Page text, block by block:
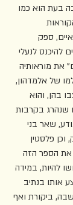
בעת הוא כמו
ספק
להיכנס לנעלי
את מוראותיה
של אלמדהון,
בהן, והוא
שנהרג בקרבות
שאר בני
פלסטין
את הספר הזה
להיות, במידה
אותו בנתיב
ביקורת ואף